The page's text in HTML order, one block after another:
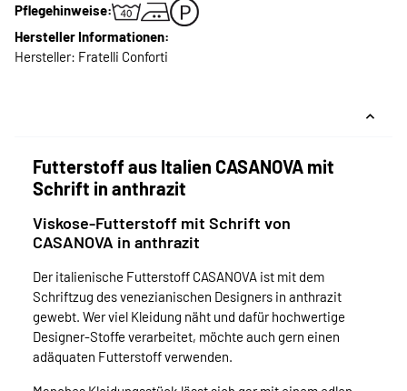
Pflegehinweise:
Hersteller Informationen:
Hersteller: Fratelli Conforti
Futterstoff aus Italien CASANOVA mit
Schrift in anthrazit
Viskose-Futterstoff mit Schrift von
CASANOVA in anthrazit
Der italienische Futterstoff CASANOVA ist mit dem
Schriftzug des venezianischen Designers in anthrazit
gewebt. Wer viel Kleidung näht und dafür hochwertige
Designer-Stoffe verarbeitet, möchte auch gern einen
adäquaten Futterstoff verwenden.